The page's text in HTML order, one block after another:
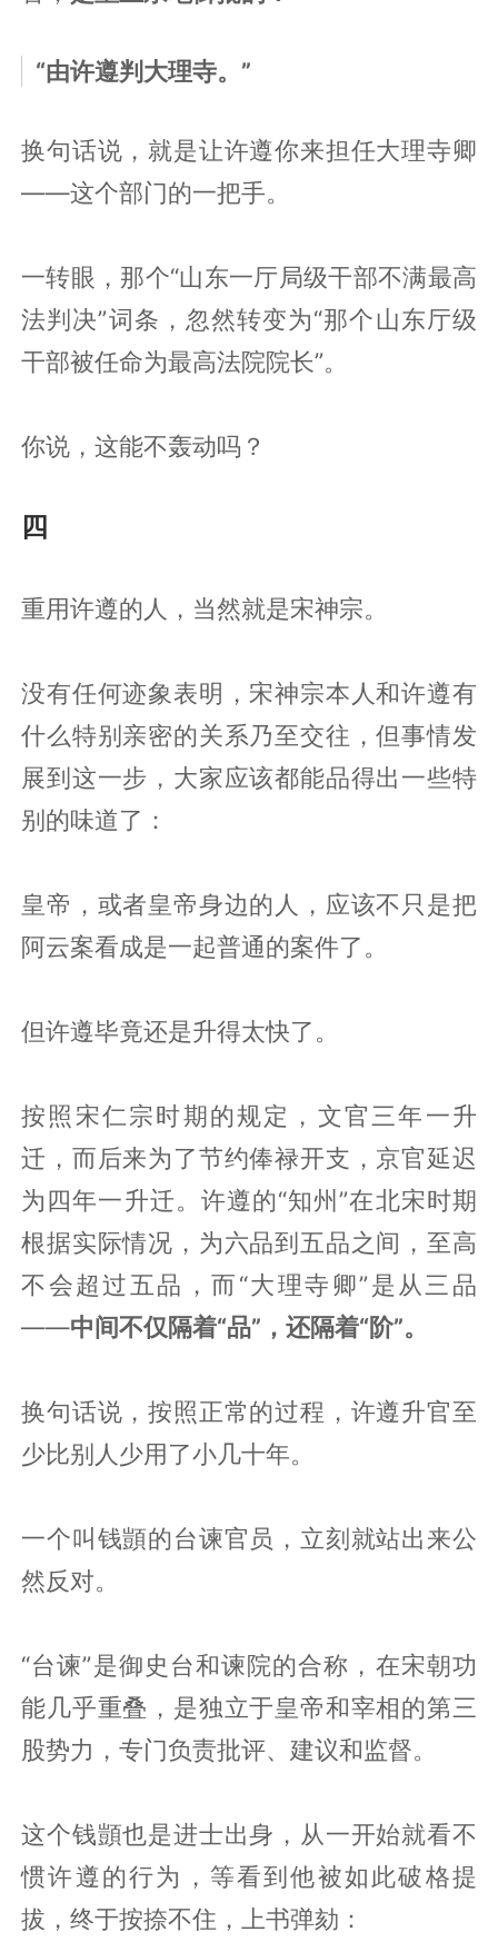
“由许遵判大理寺。”
换句话说，就是让许遵你来担任大理寺卿
——这个部门的一把手。
一转眼，那个“山东一厅局级干部不满最高
法判决”词条，忽然转变为“那个山东厅级
干部被任命为最高法院院长”。
你说，这能不轰动吗？
四
重用许遵的人，当然就是宋神宗。
没有任何迹象表明，宋神宗本人和许遵有
什么特别亲密的关系乃至交往，但事情发
展到这一步，大家应该都能品得出一些特
别的味道了：
皇帝，或者皇帝身边的人，应该不只是把
阿云案看成是一起普通的案件了。
但许遵毕竟还是升得太快了。
按照宋仁宗时期的规定，文官三年一升
迁，而后来为了节约俸禄开支，京官延迟
为四年一升迁。许遵的“知州”在北宋时期
根据实际情况，为六品到五品之间，至高
不会超过五品，而“大理寺卿”是从三品
——中间不仅隔着“品”，还隔着“阶”。
换句话说，按照正常的过程，许遵升官至
少比别人少用了小几十年。
一个叫钱顗的台谏官员，立刻就站出来公
然反对。
“台谏”是御史台和谏院的合称，在宋朝功
能几乎重叠，是独立于皇帝和宰相的第三
股势力，专门负责批评、建议和监督。
这个钱顗也是进士出身，从一开始就看不
惯许遵的行为，等看到他被如此破格提
拔，终于按捺不住，上书弹劾：